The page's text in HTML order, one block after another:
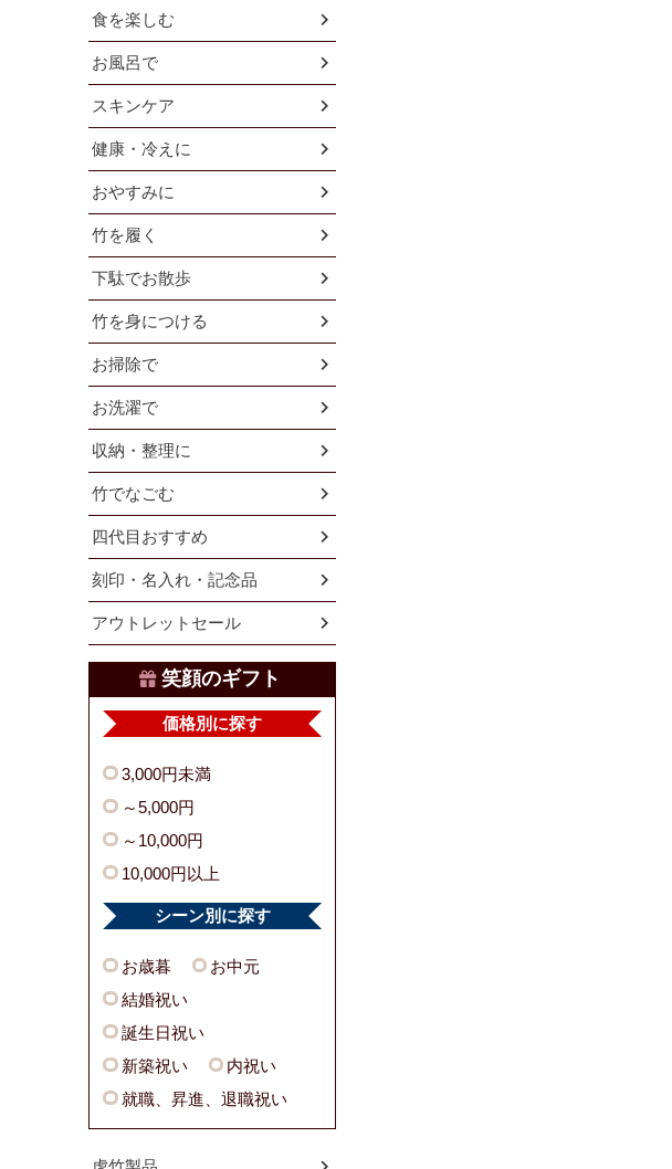
食を楽しむ
お風呂で
スキンケア
健康・冷えに
おやすみに
竹を履く
下駄でお散歩
竹を身につける
お掃除で
お洗濯で
収納・整理に
竹でなごむ
四代目おすすめ
刻印・名入れ・記念品
アウトレットセール
笑顔のギフト
価格別に探す
3,000円未満
～5,000円
～10,000円
10,000円以上
シーン別に探す
お歳暮
お中元
結婚祝い
誕生日祝い
新築祝い
内祝い
就職、昇進、退職祝い